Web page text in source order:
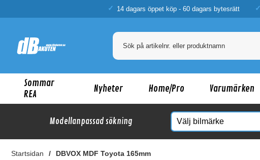
14 dagars öppet köp - 60 dagars bytesrätt
Sommar
REA
Nyheter Home/Pro Varumärken
Modellanpassad sökning
Startsidan DBVOX MDF Toyota 165mm